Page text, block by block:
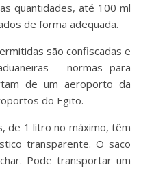
quantidades, até 100 ml
de forma adequada.
são confiscadas e
– normas para
de um aeroporto da
do Egito.
de 1 litro no máximo, têm
transparente. O saco
Pode transportar um